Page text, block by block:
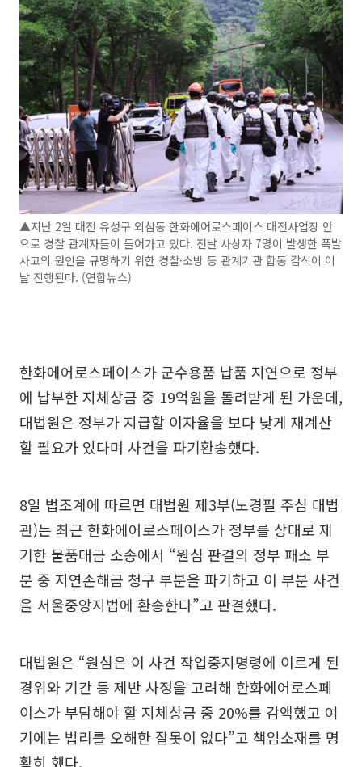
▲지난 2일 대전 유성구 외삼동 한화에어로스페이스 대전사업장 안
으로 경찰 관계자들이 들어가고 있다. 전날 사상자 7명이 발생한 폭발
사고의 원인을 규명하기 위한 경찰·소방 등 관계기관 합동 감식이 이
날 진행된다. (연합뉴스)
한화에어로스페이스가 군수용품 납품 지연으로 정부
에 납부한 지체상금 중 19억원을 돌려받게 된 가운데,
대법원은 정부가 지급할 이자율을 보다 낮게 재계산
할 필요가 있다며 사건을 파기환송했다.
8일 법조계에 따르면 대법원 제3부(노경필 주심 대법
관)는 최근 한화에어로스페이스가 정부를 상대로 제
기한 물품대금 소송에서 “원심 판결의 정부 패소 부
분 중 지연손해금 청구 부분을 파기하고 이 부분 사건
을 서울중앙지법에 환송한다”고 판결했다.
대법원은 “원심은 이 사건 작업중지명령에 이르게 된
경위와 기간 등 제반 사정을 고려해 한화에어로스페
이스가 부담해야 할 지체상금 중 20%를 감액했고 여
기에는 법리를 오해한 잘못이 없다”고 책임소재를 명
확히 했다.